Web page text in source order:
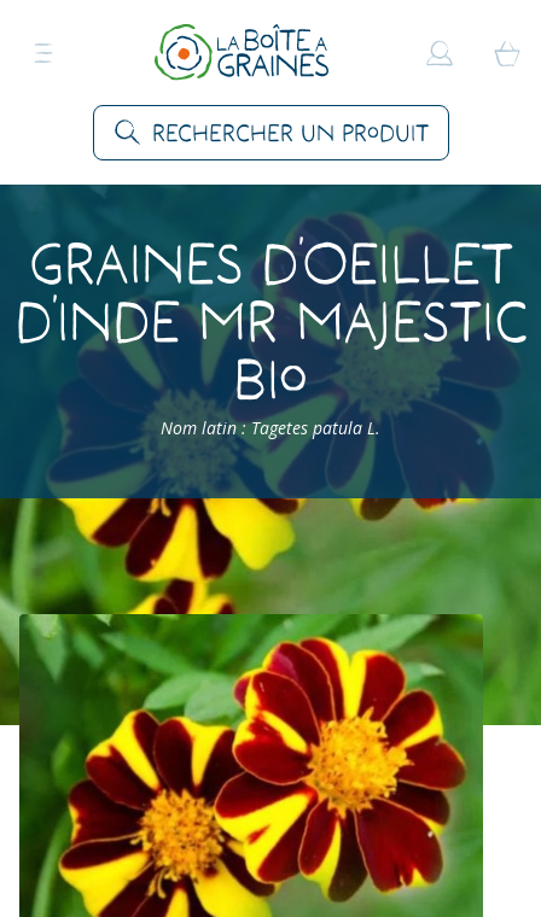
Rechercher un produit
Graines d’Oeillet
d’Inde Mr Majestic
Bio
Nom latin : Tagetes patula L.
Accueil > Produits Graines Fleurs Fleurs annuelles
Oeillet d’Inde Mr Majestic Bio